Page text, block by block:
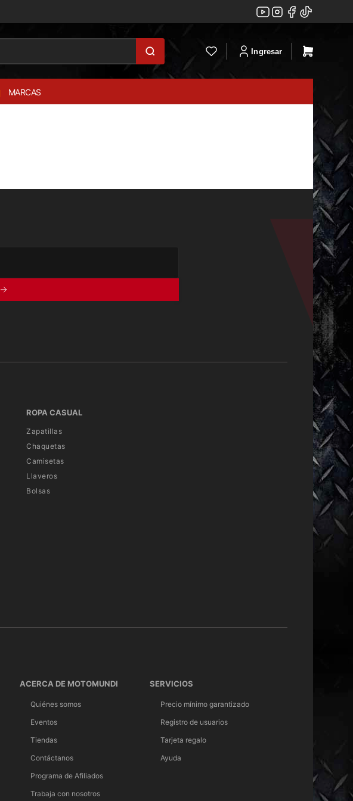
Ingresar
MARCAS
ROPA CASUAL
Zapatillas
Chaquetas
Camisetas
Llaveros
Bolsas
ACERCA DE MOTOMUNDI
Quiénes somos
Eventos
Tiendas
Contáctanos
Programa de Afiliados
Trabaja con nosotros
SERVICIOS
Precio mínimo garantizado
Registro de usuarios
Tarjeta regalo
Ayuda